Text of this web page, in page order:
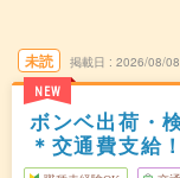
未読
NEW
掲載日 2026/08/08
ボンベ出荷・
＊交通費支給